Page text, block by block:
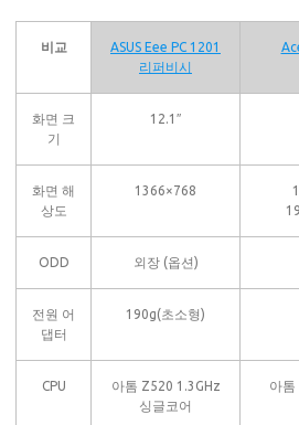
비교
ASUS Eee PC 1201
리퍼비시
화면 크
기
12.1″
화면 해
상도
1366×768
ODD 외장 (옵션)
전원 어
댑터
190g(초소형)
CPU
아톰 Z520 1.3GHz
싱글코어
아톰